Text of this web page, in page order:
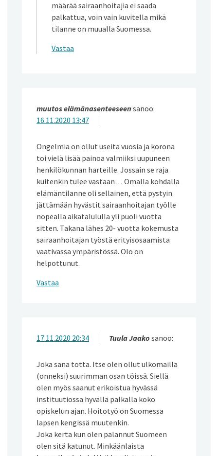
määrää sairaanhoitajia ei saada
palkattua, voin vain kuvitella mikä
tilanne on muualla Suomessa.
Vastaa
muutos elämänasenteeseen sanoo:
16.11.2020 13:47
Ongelmia on ollut useita vuosia ja korona
toi vielä lisää painoa valmiiksi uupuneen
henkilökunnan harteille. Jossain se raja
kuitenkin tulee vastaan… Omalla kohdalla
elämäntilanne oli sellainen, että pystyin
jättämään hyvästit sairaanhoitajan työlle
nopealla aikatalululla yli puoli vuotta
sitten. Takana lähes 20- vuotta kokemusta
sairaanhoitajan työstä erityisosaamista
vaativassa ympäristössä. Olo on
helpottunut.
Vastaa
Tuula Jaako sanoo:
17.11.2020 20:34
Joka sana totta. Itse olen ollut ulkomailla
(onneksi) suurimman osan töissä. Siellä
olen myös saanut erikoistua hyvässä
instituutiossa hyvällä palkalla koko
opiskelun ajan. Hoitotyö on Suomessa
lapsen kengissä muutenkin.
Joka kerta kun olen palannut Suomeen
olen sitä katunut. Minkäänlaista